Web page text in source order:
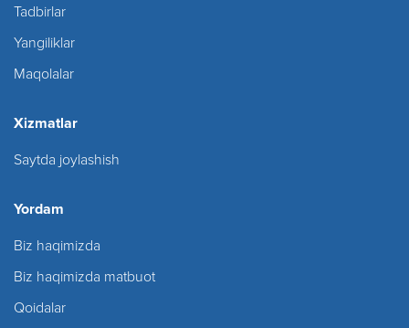
Tadbirlar
Yangiliklar
Maqolalar
Xizmatlar
Saytda joylashish
Yordam
Biz haqimizda
Biz haqimizda matbuot
Qoidalar